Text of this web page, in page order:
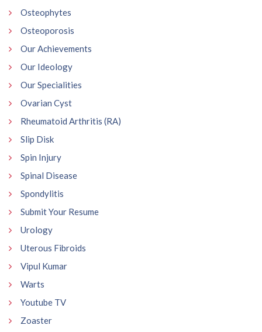
Osteophytes
Osteoporosis
Our Achievements
Our Ideology
Our Specialities
Ovarian Cyst
Rheumatoid Arthritis (RA)
Slip Disk
Spin Injury
Spinal Disease
Spondylitis
Submit Your Resume
Urology
Uterous Fibroids
Vipul Kumar
Warts
Youtube TV
Zoaster